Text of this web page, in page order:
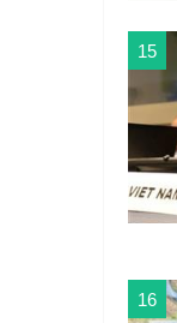
15
16